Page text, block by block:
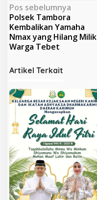
N
a
v
i
g
a
s
i
p
o
s
Pos sebelumnya
Polsek Tambora
Kembalikan Yamaha
Nmax yang Hilang Milik
Warga Tebet
Artikel Terkait